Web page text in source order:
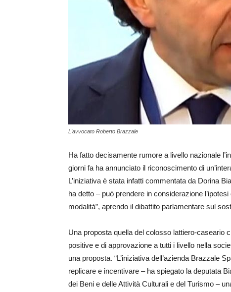
L'avvocato Roberto Brazzale
Ha fatto decisamente rumore a livello nazionale
giorni fa ha annunciato il riconoscimento di
L’iniziativa è stata infatti commentata da Dorina
ha detto – può prendere in considerazione
modalità”, aprendo il dibattito parlamentare sul
Una proposta quella del colosso lattiero-caseario
positive e di approvazione a tutti i livello nella
una proposta. “L’iniziativa dell’azienda Brazzale
replicare e incentivare – ha spiegato la deputata
dei Beni e delle Attività Culturali e del Turismo –